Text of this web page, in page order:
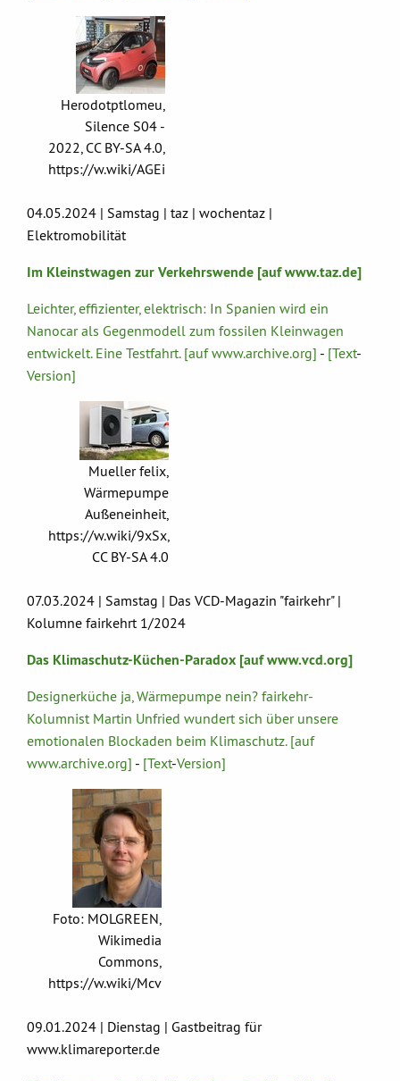
Herodotptlomeu,
Silence S04 -
2022, CC BY-SA 4.0,
https://w.wiki/AGEi
04.05.2024 | Samstag | taz | wochentaz |
Elektromobilität
Im Kleinstwagen zur Verkehrswende [auf www.taz.de]
Leichter, effizienter, elektrisch: In Spanien wird ein
Nanocar als Gegenmodell zum fossilen Kleinwagen
entwickelt. Eine Testfahrt. [auf www.archive.org] - [Text-
Version]
Mueller felix,
Wärmepumpe
Außeneinheit,
https://w.wiki/9xSx,
CC BY-SA 4.0
07.03.2024 | Samstag | Das VCD-Magazin "fairkehr" |
Kolumne fairkehrt 1/2024
Das Klimaschutz-Küchen-Paradox [auf www.vcd.org]
Designerküche ja, Wärmepumpe nein? fairkehr-
Kolumnist Martin Unfried wundert sich über unsere
emotionalen Blockaden beim Klimaschutz. [auf
www.archive.org] - [Text-Version]
Foto: MOLGREEN,
Wikimedia
Commons,
https://w.wiki/Mcv
09.01.2024 | Dienstag | Gastbeitrag für
www.klimareporter.de